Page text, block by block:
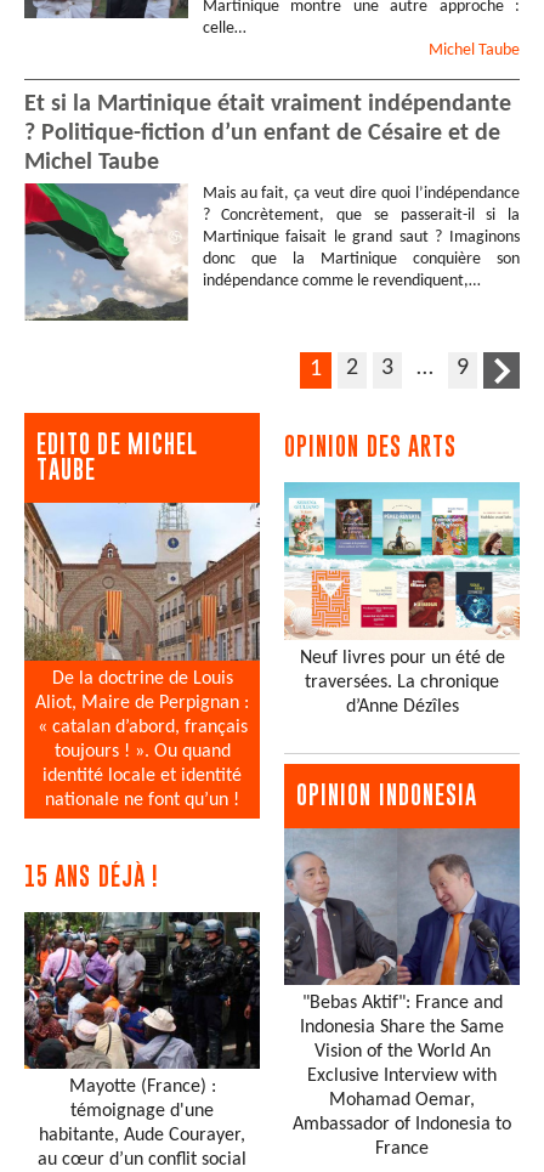
Martinique montre une autre approche :
celle…
Michel Taube
Et si la Martinique était vraiment indépendante
? Politique-fiction d’un enfant de Césaire et de
Michel Taube
Mais au fait, ça veut dire quoi l’indépendance
? Concrètement, que se passerait-il si la
Martinique faisait le grand saut ? Imaginons
donc que la Martinique conquière son
indépendance comme le revendiquent,…
1 2 3 … 9
EDITO DE MICHEL
TAUBE
De la doctrine de Louis
Aliot, Maire de Perpignan :
« catalan d’abord, français
toujours ! ». Ou quand
identité locale et identité
nationale ne font qu’un !
15 ANS DÉJÀ !
Mayotte (France) :
témoignage d'une
habitante, Aude Courayer,
au cœur d’un conflit social
OPINION DES ARTS
Neuf livres pour un été de
traversées. La chronique
d’Anne Dézîles
OPINION INDONESIA
"Bebas Aktif": France and
Indonesia Share the Same
Vision of the World An
Exclusive Interview with
Mohamad Oemar,
Ambassador of Indonesia to
France